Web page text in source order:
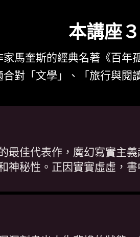
本講座
馬奎斯的經典名著《百
對「文學」、「旅行與閱
最佳代表作，魔幻寫實主
神秘性。正因實實虛虛，